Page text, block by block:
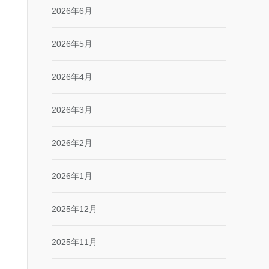
2026年6月
2026年5月
2026年4月
2026年3月
2026年2月
2026年1月
2025年12月
2025年11月